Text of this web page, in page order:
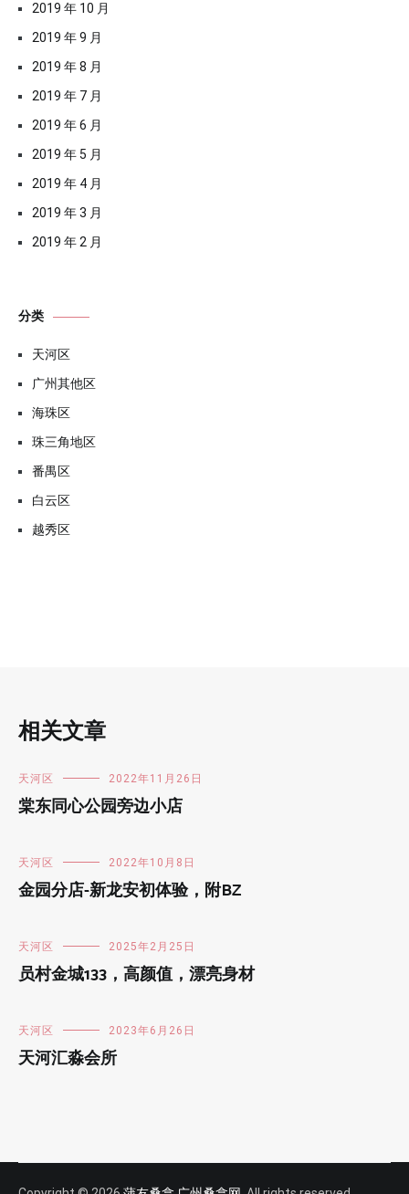
2019 年 10 月
2019 年 9 月
2019 年 8 月
2019 年 7 月
2019 年 6 月
2019 年 5 月
2019 年 4 月
2019 年 3 月
2019 年 2 月
分类
天河区
广州其他区
海珠区
珠三角地区
番禺区
白云区
越秀区
相关文章
天河区 2022年11月26日
棠东同心公园旁边小店
天河区 2022年10月8日
金园分店-新龙安初体验，附BZ
天河区 2025年2月25日
员村金城133，高颜值，漂亮身材
天河区 2023年6月26日
天河汇淼会所